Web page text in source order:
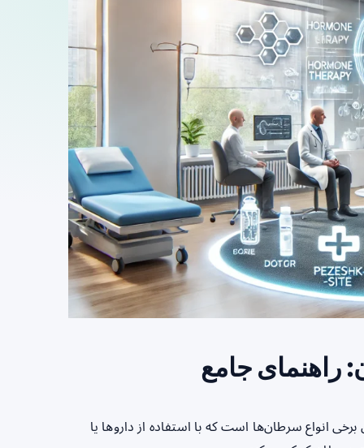
راهنمای جامع
انواع سرطان‌ها است که با استفاده از داروها یا